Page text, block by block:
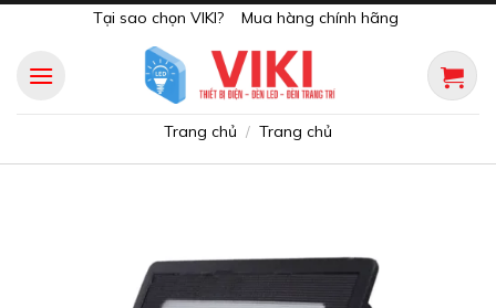
content
Tại sao chọn VIKI? Mua hàng chính hãng
Trang chủ / Trang chủ